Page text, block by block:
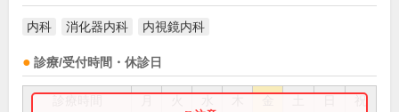
内科 消化器内科 内視鏡内科
診療/受付時間・休診日
祝